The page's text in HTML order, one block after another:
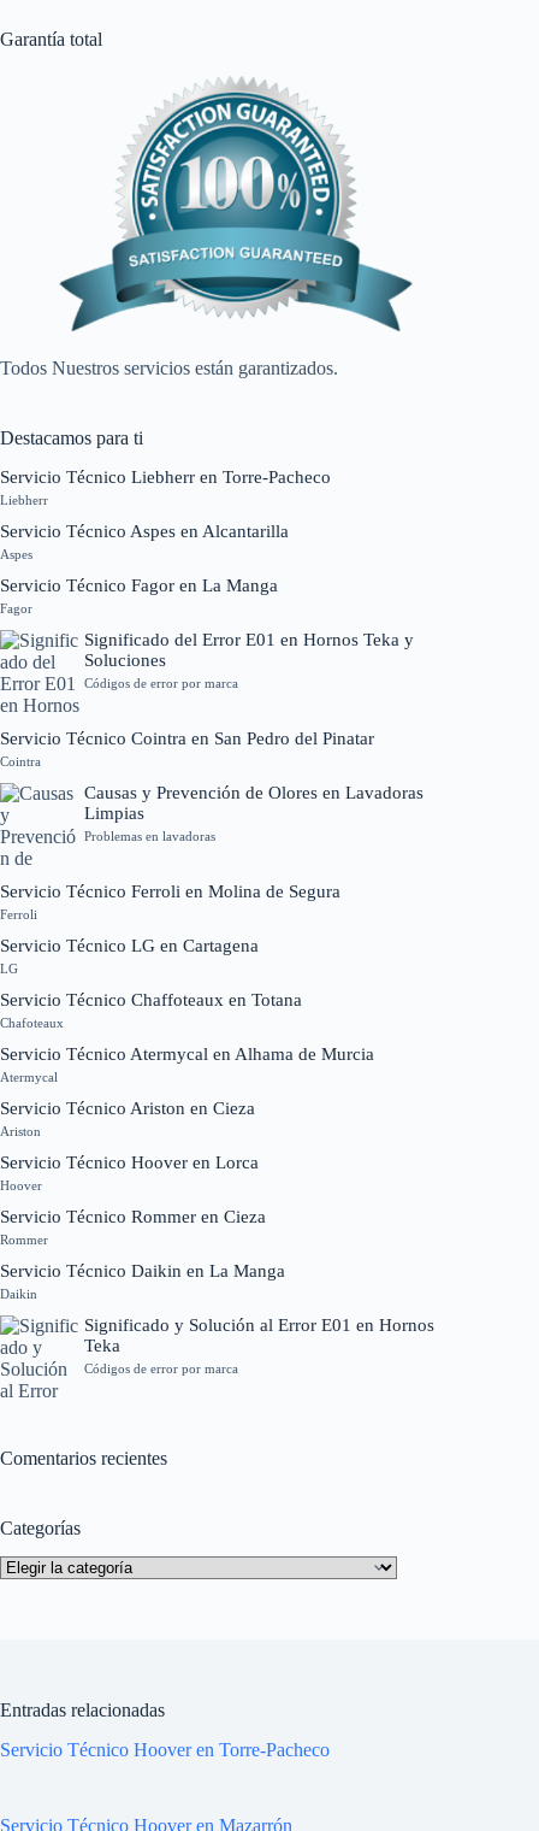
Garantía total
Todos Nuestros servicios están garantizados.
Destacamos para ti
Servicio Técnico Liebherr en Torre-Pacheco
Liebherr
Servicio Técnico Aspes en Alcantarilla
Aspes
Servicio Técnico Fagor en La Manga
Fagor
Significado del Error E01 en Hornos Teka y
Soluciones
Códigos de error por marca
Servicio Técnico Cointra en San Pedro del Pinatar
Cointra
Causas y Prevención de Olores en Lavadoras
Limpias
Problemas en lavadoras
Servicio Técnico Ferroli en Molina de Segura
Ferroli
Servicio Técnico LG en Cartagena
LG
Servicio Técnico Chaffoteaux en Totana
Chafoteaux
Servicio Técnico Atermycal en Alhama de Murcia
Atermycal
Servicio Técnico Ariston en Cieza
Ariston
Servicio Técnico Hoover en Lorca
Hoover
Servicio Técnico Rommer en Cieza
Rommer
Servicio Técnico Daikin en La Manga
Daikin
Significado y Solución al Error E01 en Hornos
Teka
Códigos de error por marca
Comentarios recientes
Categorías
Categorías
Entradas relacionadas
Servicio Técnico Hoover en Torre-Pacheco
Servicio Técnico Hoover en Mazarrón